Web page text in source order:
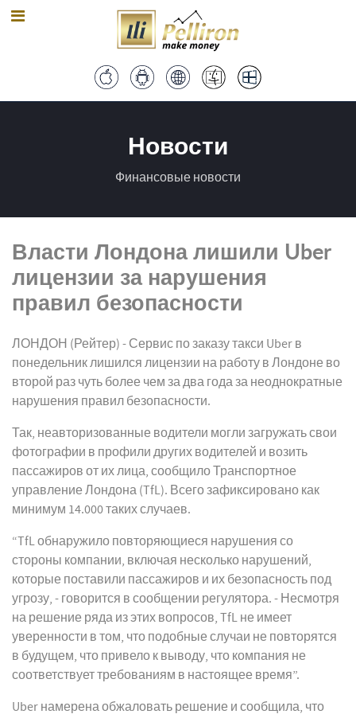
Новости
Финансовые новости
Власти Лондона лишили Uber
лицензии за нарушения
правил безопасности
ЛОНДОН (Рейтер) - Сервис по заказу такси Uber в
понедельник лишился лицензии на работу в Лондоне во
второй раз чуть более чем за два года за неоднократные
нарушения правил безопасности.
Так, неавторизованные водители могли загружать свои
фотографии в профили других водителей и возить
пассажиров от их лица, сообщило Транспортное
управление Лондона (TfL). Всего зафиксировано как
минимум 14.000 таких случаев.
“TfL обнаружило повторяющиеся нарушения со
стороны компании, включая несколько нарушений,
которые поставили пассажиров и их безопасность под
угрозу, - говорится в сообщении регулятора. - Несмотря
на решение ряда из этих вопросов, TfL не имеет
уверенности в том, что подобные случаи не повторятся
в будущем, что привело к выводу, что компания не
соответствует требованиям в настоящее время”.
Uber намерена обжаловать решение и сообщила, что